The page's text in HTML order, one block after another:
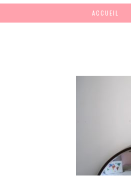
ACCUEIL